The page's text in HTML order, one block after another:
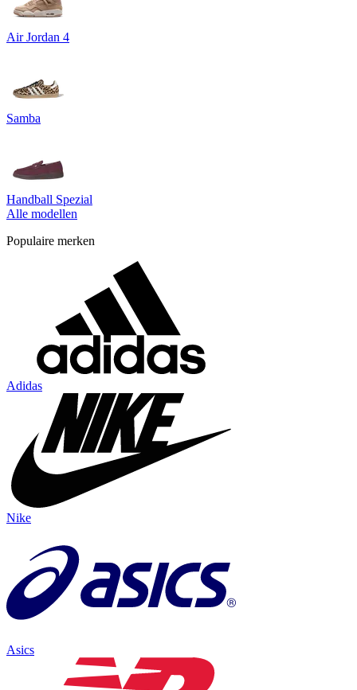
Air Jordan 4
Samba
Handball Spezial
Alle modellen
Populaire merken
Adidas
Nike
Asics